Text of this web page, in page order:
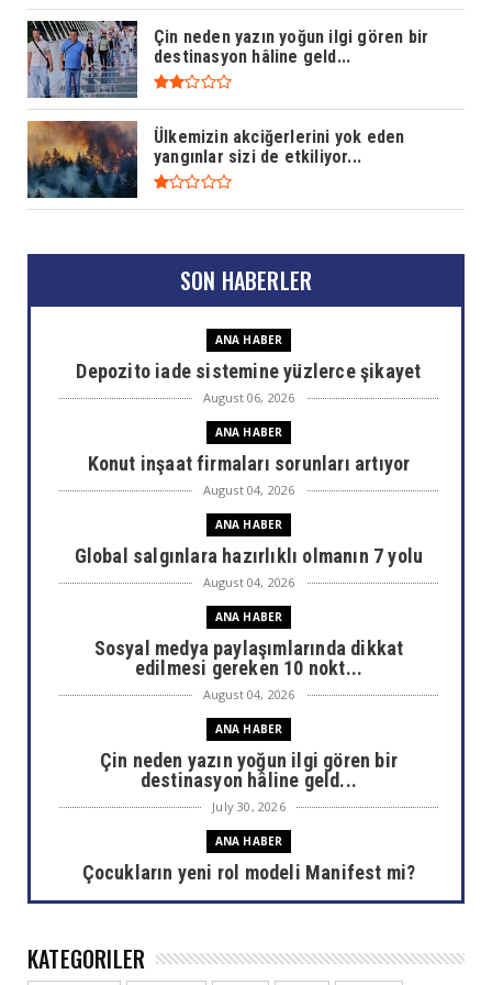
Çin neden yazın yoğun ilgi gören bir
destinasyon hâline geld...
Ülkemizin akciğerlerini yok eden
yangınlar sizi de etkiliyor...
SON HABERLER
ANA HABER
Depozito iade sistemine yüzlerce şikayet
August 06, 2026
ANA HABER
Konut inşaat firmaları sorunları artıyor
August 04, 2026
ANA HABER
Global salgınlara hazırlıklı olmanın 7 yolu
August 04, 2026
ANA HABER
Sosyal medya paylaşımlarında dikkat
edilmesi gereken 10 nokt...
August 04, 2026
ANA HABER
Çin neden yazın yoğun ilgi gören bir
destinasyon hâline geld...
July 30, 2026
ANA HABER
Çocukların yeni rol modeli Manifest mi?
July 30, 2026
Areda Survey araştırdı: AHBAP sonrası bağış
KATEGORILER